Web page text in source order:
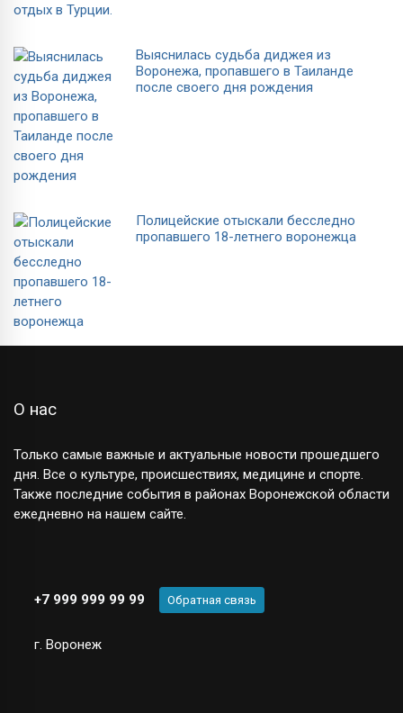
Выяснилась судьба диджея из
Воронежа, пропавшего в Таиланде
после своего дня рождения
Полицейские отыскали бесследно
пропавшего 18-летнего воронежца
О нас
Только самые важные и актуальные новости прошедшего
дня. Все о культуре, происшествиях, медицине и спорте.
Также последние события в районах Воронежской области
ежедневно на нашем сайте.
+7 999 999 99 99 Обратная связь
г. Воронеж